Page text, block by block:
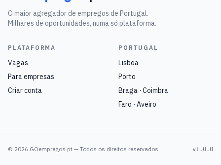
O maior agregador de empregos de Portugal.
Milhares de oportunidades, numa só plataforma.
PLATAFORMA
Vagas
Para empresas
Criar conta
PORTUGAL
Lisboa
Porto
Braga · Coimbra
Faro · Aveiro
© 2026 GOempregos.pt — Todos os direitos reservados. v1.0.0